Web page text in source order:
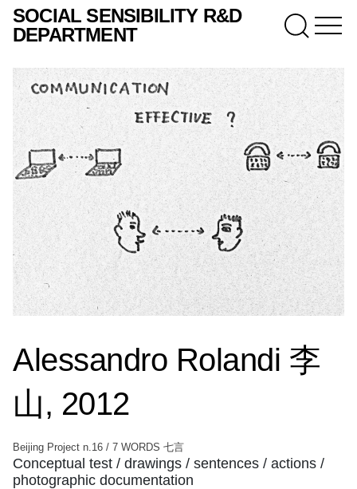
SOCIAL SENSIBILITY R&D
DEPARTMENT
Alessandro Rolandi 李
山, 2012
Beijing Project n.16 / 7 WORDS 七言
Conceptual test / drawings / sentences / actions /
photographic documentation